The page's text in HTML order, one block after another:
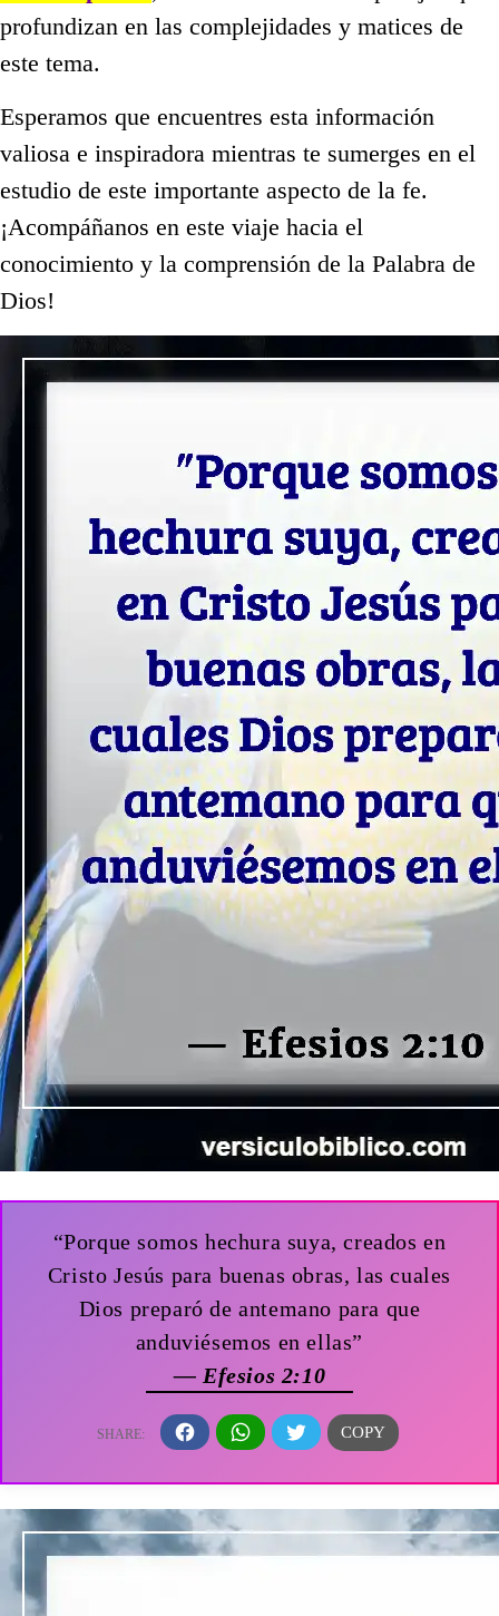
profundizan en las complejidades y matices de
este tema.
Esperamos que encuentres esta información
valiosa e inspiradora mientras te sumerges en el
estudio de este importante aspecto de la fe.
¡Acompáñanos en este viaje hacia el
conocimiento y la comprensión de la Palabra de
Dios!
“Porque somos hechura suya, creados en
Cristo Jesús para buenas obras, las cuales
Dios preparó de antemano para que
anduviésemos en ellas”
— Efesios 2:10